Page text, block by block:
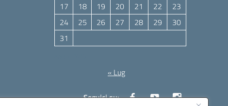
17
18 19 20 21 22
23
24
25 26 27 28 29
30
31
« Lug
Seguici su: